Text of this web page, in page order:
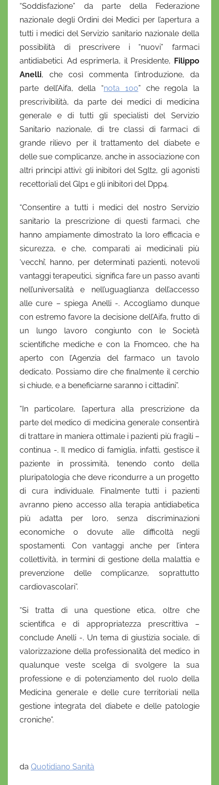
D
a
n
i
e
l
D
'
r
i
“Soddisfazione” da parte della Federazione
nazionale degli Ordini dei Medici per l’apertura a
tutti i medici del Servizio sanitario nazionale della
possibilità di prescrivere i “nuovi” farmaci
antidiabetici. Ad esprimerla, il Presidente, Filippo
Anelli, che così commenta l’introduzione, da
parte dell’Aifa, della “nota 100” che regola la
prescrivibilità, da parte dei medici di medicina
generale e di tutti gli specialisti del Servizio
Sanitario nazionale, di tre classi di farmaci di
grande rilievo per il trattamento del diabete e
delle sue complicanze, anche in associazione con
altri principi attivi: gli inibitori del Sglt2, gli agonisti
recettoriali del Glp1 e gli inibitori del Dpp4.
“Consentire a tutti i medici del nostro Servizio
sanitario la prescrizione di questi farmaci, che
hanno ampiamente dimostrato la loro efficacia e
sicurezza, e che, comparati ai medicinali più
‘vecchi’, hanno, per determinati pazienti, notevoli
vantaggi terapeutici, significa fare un passo avanti
nell’universalità e nell’uguaglianza dell’accesso
alle cure – spiega Anelli -. Accogliamo dunque
con estremo favore la decisione dell’Aifa, frutto di
un lungo lavoro congiunto con le Società
scientifiche mediche e con la Fnomceo, che ha
aperto con l’Agenzia del farmaco un tavolo
dedicato. Possiamo dire che finalmente il cerchio
si chiude, e a beneficiarne saranno i cittadini”.
“In particolare, l’apertura alla prescrizione da
parte del medico di medicina generale consentirà
di trattare in maniera ottimale i pazienti più fragili –
continua -. Il medico di famiglia, infatti, gestisce il
paziente in prossimità, tenendo conto della
pluripatologia che deve ricondurre a un progetto
di cura individuale. Finalmente tutti i pazienti
avranno pieno accesso alla terapia antidiabetica
più adatta per loro, senza discriminazioni
economiche o dovute alle difficoltà negli
spostamenti. Con vantaggi anche per l’intera
collettività, in termini di gestione della malattia e
prevenzione delle complicanze, soprattutto
cardiovascolari”.
“Si tratta di una questione etica, oltre che
scientifica e di appropriatezza prescrittiva –
conclude Anelli -. Un tema di giustizia sociale, di
valorizzazione della professionalità del medico in
qualunque veste scelga di svolgere la sua
professione e di potenziamento del ruolo della
Medicina generale e delle cure territoriali nella
gestione integrata del diabete e delle patologie
croniche”.
da Quotidiano Sanità